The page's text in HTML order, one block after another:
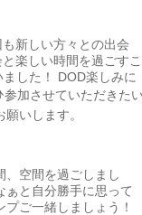
新しい方々との出会
楽しい時間を過ごすこ
した！ DOD楽しみに
加させていただきた
いします。
、空間を過ごしまし
ぁと自分勝手に思って
ご一緒しましょう！